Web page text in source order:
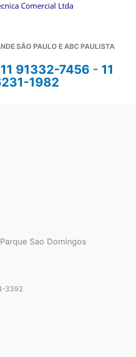
Comercial Ltda
SÃO PAULO E ABC PAULISTA
11 91332-7456 - 11
1982
Sao Domingos
3392